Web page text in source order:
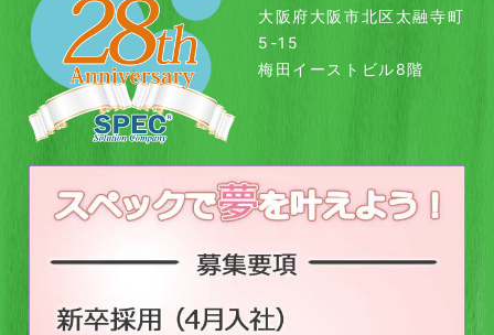
大阪府大阪市北区太融寺町
5-15
梅田イーストビル8階